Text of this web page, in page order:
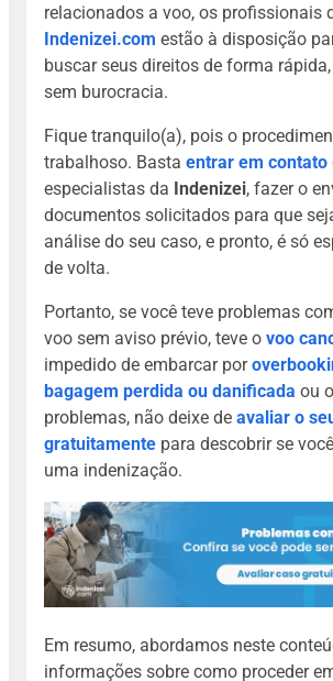
relacionados a voo, os profissionais
Indenizei.com estão à disposição
buscar seus direitos de forma
sem burocracia.
Fique tranquilo(a), pois o
trabalhoso. Basta entrar em contato
especialistas da Indenizei, fazer o
documentos solicitados para que
análise do seu caso, e pronto, é só
de volta.
Portanto, se você teve problemas
voo sem aviso prévio, teve o voo
impedido de embarcar por
bagagem perdida ou danificada ou
problemas, não deixe de avaliar o
gratuitamente para descobrir se
uma indenização.
Em resumo, abordamos neste
informações sobre como proceder